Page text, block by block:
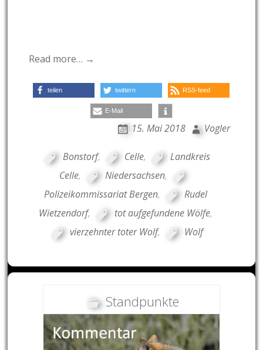
Read more… →
teilen twittern RSS-feed
E-Mail
15. Mai 2018 Vogler
Bonstorf, Celle,
Landkreis
Celle, Niedersachsen,
Polizeikommissariat Bergen,
Rudel
Wietzendorf, tot aufgefundene Wölfe,
vierzehnter toter Wolf, Wolf
Standpunkte